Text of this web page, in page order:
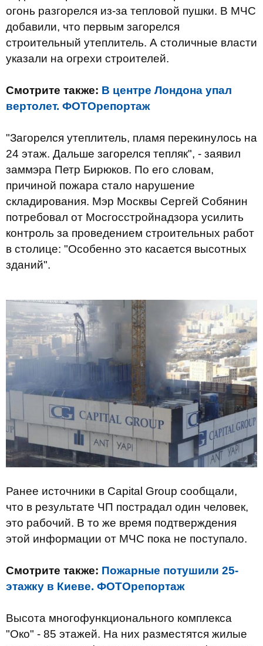
огонь разгорелся из-за тепловой пушки. В МЧС
добавили, что первым загорелся
строительный утеплитель. А столичные власти
указали на огрехи строителей.
Смотрите также: В центре Лондона упал
вертолет. ФОТОрепортаж
"Загорелся утеплитель, пламя перекинулось на
24 этаж. Дальше загорелся тепляк", - заявил
заммэра Петр Бирюков. По его словам,
причиной пожара стало нарушение
складирования. Мэр Москвы Сергей Собянин
потребовал от Мосгосстройнадзора усилить
контроль за проведением строительных работ
в столице: "Особенно это касается высотных
зданий".
Ранее источники в Capital Group сообщали,
что в результате ЧП пострадал один человек,
это рабочий. В то же время подтверждения
этой информации от МЧС пока не поступало.
Смотрите также: Пожарные потушили 25-
этажку в Киеве. ФОТОрепортаж
Высота многофункционального комплекса
"Око" - 85 этажей. На них разместятся жилые